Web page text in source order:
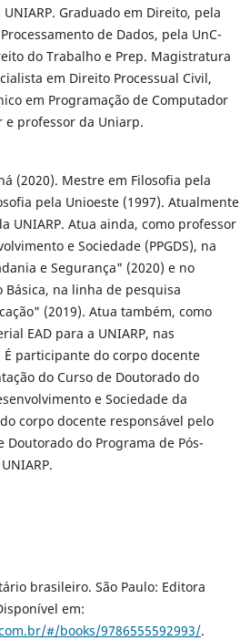
Graduado em Direito, pela
de Dados, pela UnC-
do Trabalho e Prep. Magistratura
em Direito Processual Civil,
em Programação de Computador
professor da Uniarp.
(2020). Mestre em Filosofia pela
pela Unioeste (1997). Atualmente
UNIARP. Atua ainda, como professor
e Sociedade (PPGDS), na
e Segurança" (2020) e no
Básica, na linha de pesquisa
(2019). Atua também, como
EAD para a UNIARP, nas
participante do corpo docente
do Curso de Doutorado do
e Sociedade da
corpo docente responsável pelo
do Programa de Pós-
brasileiro. São Paulo: Editora
em:
#/books/9786555592993/.